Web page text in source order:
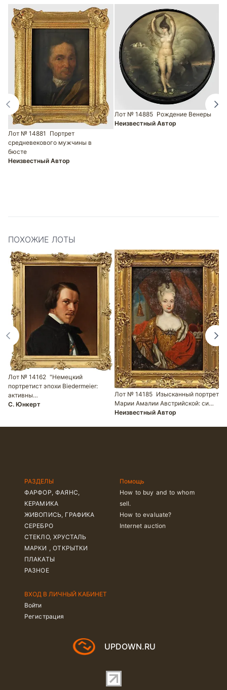
Лот № 14881
Портрет
средневекового мужчины в
бюсте
Неизвестный Автор
Лот № 14885 Рождение Венеры
Неизвестный Автор
ПОХОЖИЕ ЛОТЫ
Лот № 14162 "Немецкий
портретист эпохи Biedermeier:
активны…
C. Юнкерт
Лот № 14185 Изысканный портрет
Марии Амалии Австрийской: си…
Неизвестный Автор
РАЗДЕЛЫ
ФАРФОР, ФАЯНС,
КЕРАМИКА
ЖИВОПИСЬ, ГРАФИКА
СЕРЕБРО
СТЕКЛО, ХРУСТАЛЬ
МАРКИ , ОТКРЫТКИ
ПЛАКАТЫ
РАЗНОЕ
Помощь
How to buy and to whom
sell.
How to evaluate?
Internet auction
ВХОД В ЛИЧНЫЙ КАБИНЕТ
Войти
Регистрация
UPDOWN.RU